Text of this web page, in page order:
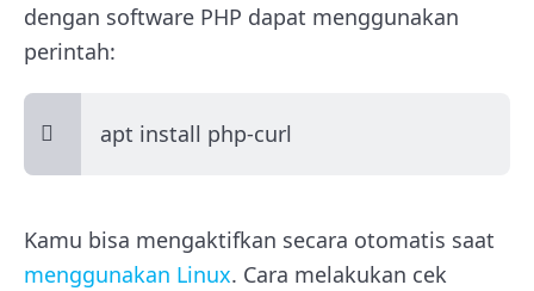
dengan software PHP dapat menggunakan
perintah:
apt install php-curl
Kamu bisa mengaktifkan secara otomatis saat
menggunakan Linux. Cara melakukan cek